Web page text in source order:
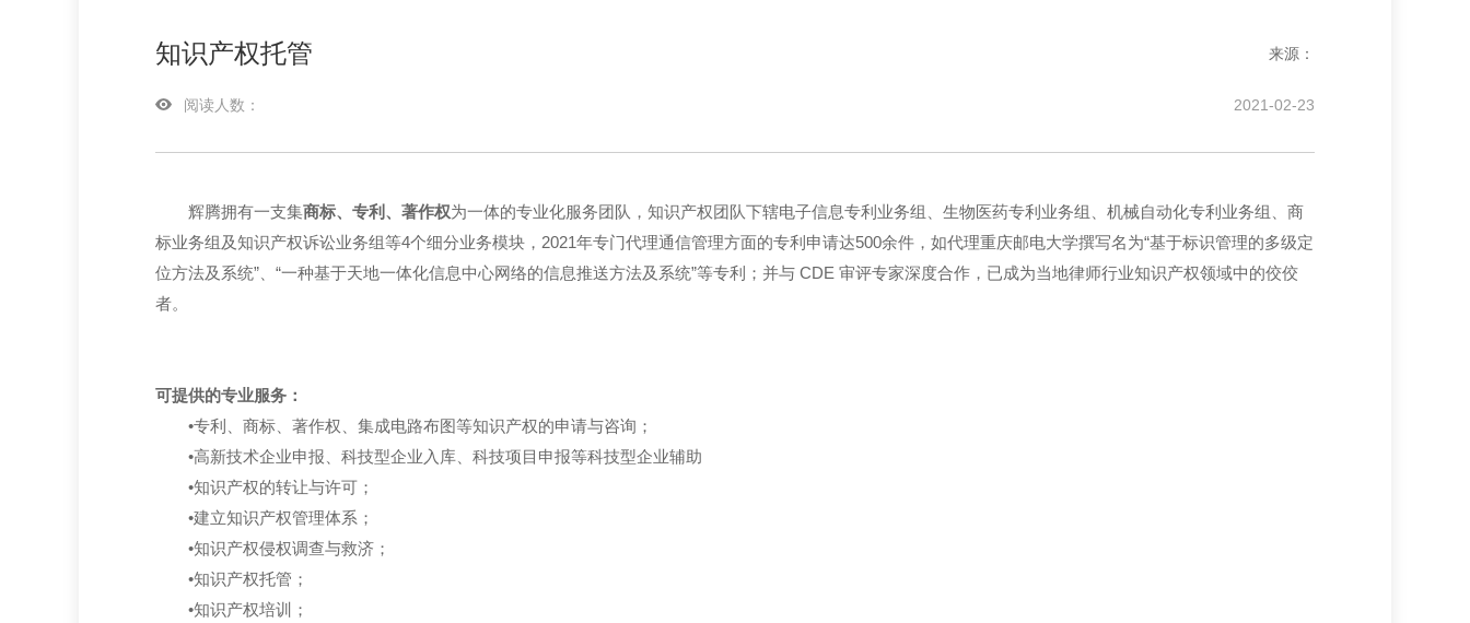
知识产权托管 来源：
阅读人数： 2021-02-23
辉腾拥有一支集商标、专利、著作权为一体的专业化服务团队，知识产权团队下辖电子信息专利业务组、生物医药专利业务组、机械自动化专利业务组、商
标业务组及知识产权诉讼业务组等4个细分业务模块，2021年专门代理通信管理方面的专利申请达500余件，如代理重庆邮电大学撰写名为“基于标识管理的多级定
位方法及系统”、“一种基于天地一体化信息中心网络的信息推送方法及系统”等专利；并与 CDE 审评专家深度合作，已成为当地律师行业知识产权领域中的佼佼
者。
可提供的专业服务：
•专利、商标、著作权、集成电路布图等知识产权的申请与咨询；
•高新技术企业申报、科技型企业入库、科技项目申报等科技型企业辅助
•知识产权的转让与许可；
•建立知识产权管理体系；
•知识产权侵权调查与救济；
•知识产权托管；
•知识产权培训；